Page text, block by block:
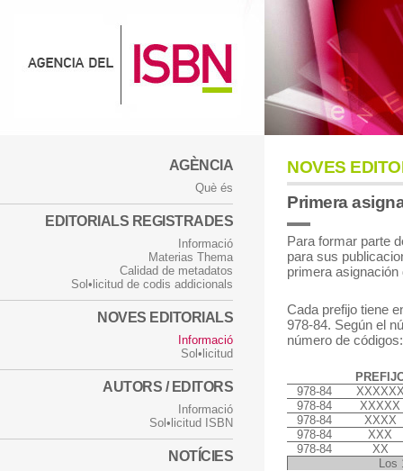
AGÈNCIA
Què és
EDITORIALS REGISTRADES
Informació
Materias Thema
Calidad de metadatos
Sol•licitud de codis addicionals
NOVES EDITORIALS
Informació
Sol•licitud
AUTORS / EDITORS
Informació
Sol•licitud ISBN
NOTÍCIES
NOVES
Primera
Para formar parte
para sus
primera asignación
Cada prefijo tiene
978-84. Según el
número de códigos:
978-84
978-84
XXXXX
978-84
XXXX
978-84
XXX
978-84
XX
Los